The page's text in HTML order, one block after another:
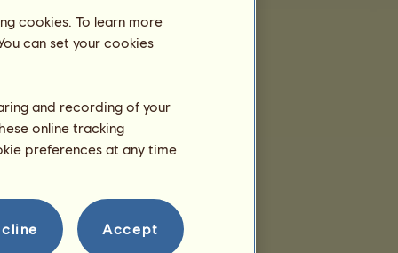
cookies. To learn more
can set your cookies
and recording of your
online tracking
preferences at any time
Accept